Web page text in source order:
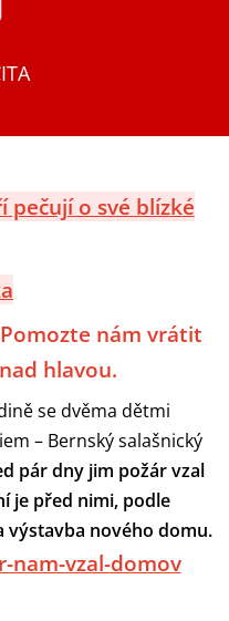
pečují o své blízké
nám vrátit
hlavou.
se dvěma dětmi
– Bernský salašnický
pár dny jim požár vzal
je před nimi, podle
výstavba nového domu.
nam-vzal-domov